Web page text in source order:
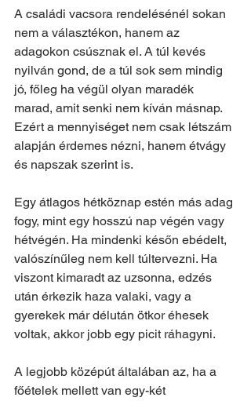
A családi vacsora rendelésénél sokan
nem a választékon, hanem az
adagokon csúsznak el. A túl kevés
nyilván gond, de a túl sok sem mindig
jó, főleg ha végül olyan maradék
marad, amit senki nem kíván másnap.
Ezért a mennyiséget nem csak létszám
alapján érdemes nézni, hanem étvágy
és napszak szerint is.
Egy átlagos hétköznap estén más adag
fogy, mint egy hosszú nap végén vagy
hétvégén. Ha mindenki későn ebédelt,
valószínűleg nem kell túltervezni. Ha
viszont kimaradt az uzsonna, edzés
után érkezik haza valaki, vagy a
gyerekek már délután ötkor éhesek
voltak, akkor jobb egy picit ráhagyni.
A legjobb középút általában az, ha a
főételek mellett van egy-két